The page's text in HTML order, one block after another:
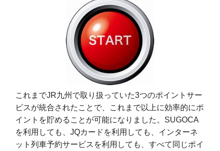
これまでJR九州で取り扱っていた3つのポイントサー
ビスが統合されたことで、これまで以上に効率的にポ
イントを貯めることが可能になりました。SUGOCA
を利用しても、JQカードを利用しても、インターネ
ット列車予約サービスを利用しても、すべて同じポイ